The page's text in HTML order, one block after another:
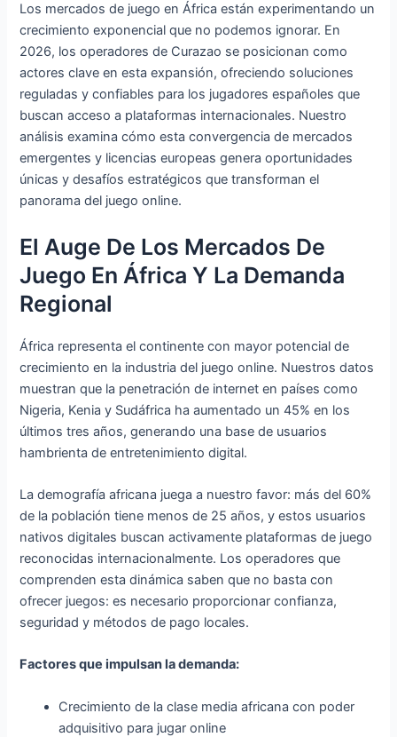
Los mercados de juego en África están experimentando un
crecimiento exponencial que no podemos ignorar. En
2026, los operadores de Curazao se posicionan como
actores clave en esta expansión, ofreciendo soluciones
reguladas y confiables para los jugadores españoles que
buscan acceso a plataformas internacionales. Nuestro
análisis examina cómo esta convergencia de mercados
emergentes y licencias europeas genera oportunidades
únicas y desafíos estratégicos que transforman el
panorama del juego online.
El Auge De Los Mercados De
Juego En África Y La Demanda
Regional
África representa el continente con mayor potencial de
crecimiento en la industria del juego online. Nuestros datos
muestran que la penetración de internet en países como
Nigeria, Kenia y Sudáfrica ha aumentado un 45% en los
últimos tres años, generando una base de usuarios
hambrienta de entretenimiento digital.
La demografía africana juega a nuestro favor: más del 60%
de la población tiene menos de 25 años, y estos usuarios
nativos digitales buscan activamente plataformas de juego
reconocidas internacionalmente. Los operadores que
comprenden esta dinámica saben que no basta con
ofrecer juegos: es necesario proporcionar confianza,
seguridad y métodos de pago locales.
Factores que impulsan la demanda:
Crecimiento de la clase media africana con poder
adquisitivo para jugar online